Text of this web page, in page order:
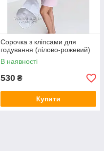
Сорочка з кліпсами для
годування (лілово-рожевий)
В наявності
530 ₴
Купити